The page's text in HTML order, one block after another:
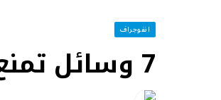
انفوجراف
7 وسائل تمنع اختراق حسابك